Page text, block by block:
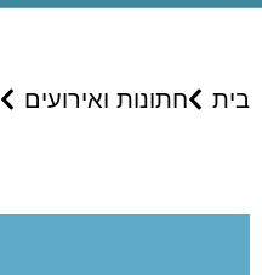
בית חתונות ואירועים